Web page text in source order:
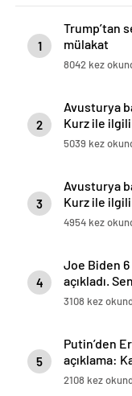
1
Trump’tan
mülakat
8042 kez
2
Avusturya
Kurz ile
5039 kez
3
Avusturya
Kurz ile
4954 kez
4
Joe Biden
açıkladı.
3108 kez
5
Putin’den
açıklama:
2108 kez